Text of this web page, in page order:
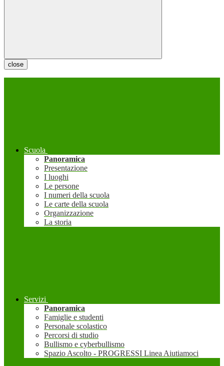
close
Scuola
Panoramica
Presentazione
I luoghi
Le persone
I numeri della scuola
Le carte della scuola
Organizzazione
La storia
Servizi
Panoramica
Famiglie e studenti
Personale scolastico
Percorsi di studio
Bullismo e cyberbullismo
Spazio Ascolto - PROGRESSI Linea Aiutiamoci